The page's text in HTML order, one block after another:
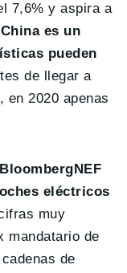
7,6% y aspira a
China es un
pueden
de llegar a
en 2020 apenas
BloombergNEF
eléctricos
muy
mandatario de
de